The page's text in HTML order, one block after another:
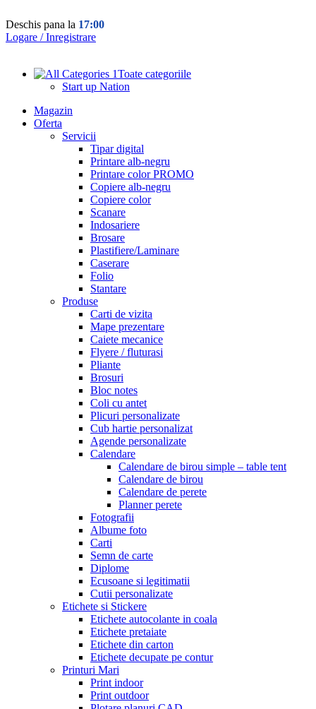
Deschis pana la 17:00
Logare / Inregistrare
Toate categoriile
Start up Nation
Magazin
Oferta
Servicii
Tipar digital
Printare alb-negru
Printare color PROMO
Copiere alb-negru
Copiere color
Scanare
Indosariere
Brosare
Plastifiere/Laminare
Caserare
Folio
Stantare
Produse
Carti de vizita
Mape prezentare
Caiete mecanice
Flyere / fluturasi
Pliante
Brosuri
Bloc notes
Coli cu antet
Plicuri personalizate
Cub hartie personalizat
Agende personalizate
Calendare
Calendare de birou simple – table tent
Calendare de birou
Calendare de perete
Planner perete
Fotografii
Albume foto
Carti
Semn de carte
Diplome
Ecusoane si legitimatii
Cutii personalizate
Etichete si Stickere
Etichete autocolante in coala
Etichete pretaiate
Etichete din carton
Etichete decupate pe contur
Printuri Mari
Print indoor
Print outdoor